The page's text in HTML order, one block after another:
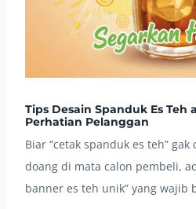
Tips Desain Spanduk Es Teh
Perhatian Pelanggan
Biar “cetak spanduk es teh”
doang di mata calon pembeli,
banner es teh unik” yang wajib